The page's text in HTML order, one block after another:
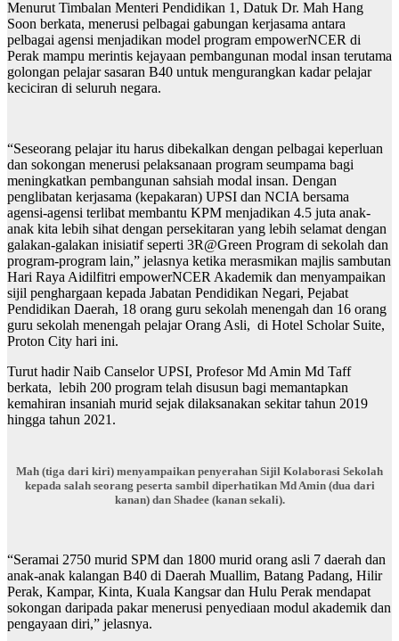
Menurut Timbalan Menteri Pendidikan 1, Datuk Dr. Mah Hang
Soon berkata, menerusi pelbagai gabungan kerjasama antara
pelbagai agensi menjadikan model program empowerNCER di
Perak mampu merintis kejayaan pembangunan modal insan terutama
golongan pelajar sasaran B40 untuk mengurangkan kadar pelajar
keciciran di seluruh negara.
“Seseorang pelajar itu harus dibekalkan dengan pelbagai keperluan
dan sokongan menerusi pelaksanaan program seumpama bagi
meningkatkan pembangunan sahsiah modal insan. Dengan
penglibatan kerjasama (kepakaran) UPSI dan NCIA bersama
agensi-agensi terlibat membantu KPM menjadikan 4.5 juta anak-
anak kita lebih sihat dengan persekitaran yang lebih selamat dengan
galakan-galakan inisiatif seperti 3R@Green Program di sekolah dan
program-program lain,” jelasnya ketika merasmikan majlis sambutan
Hari Raya Aidilfitri empowerNCER Akademik dan menyampaikan
sijil penghargaan kepada Jabatan Pendidikan Negari, Pejabat
Pendidikan Daerah, 18 orang guru sekolah menengah dan 16 orang
guru sekolah menengah pelajar Orang Asli, di Hotel Scholar Suite,
Proton City hari ini.
Turut hadir Naib Canselor UPSI, Profesor Md Amin Md Taff
berkata, lebih 200 program telah disusun bagi memantapkan
kemahiran insaniah murid sejak dilaksanakan sekitar tahun 2019
hingga tahun 2021.
Mah (tiga dari kiri) menyampaikan penyerahan Sijil Kolaborasi Sekolah
kepada salah seorang peserta sambil diperhatikan Md Amin (dua dari
kanan) dan Shadee (kanan sekali).
“Seramai 2750 murid SPM dan 1800 murid orang asli 7 daerah dan
anak-anak kalangan B40 di Daerah Muallim, Batang Padang, Hilir
Perak, Kampar, Kinta, Kuala Kangsar dan Hulu Perak mendapat
sokongan daripada pakar menerusi penyediaan modul akademik dan
pengayaan diri,” jelasnya.